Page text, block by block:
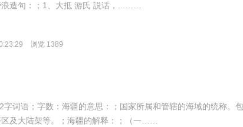
造句：；1、大抵 游氏 説话，...……
浏览 1389
字词语；字数：海疆的意思：；国家所属和管辖的海域的统称。
及大陆架等。；海疆的解释：；（一……